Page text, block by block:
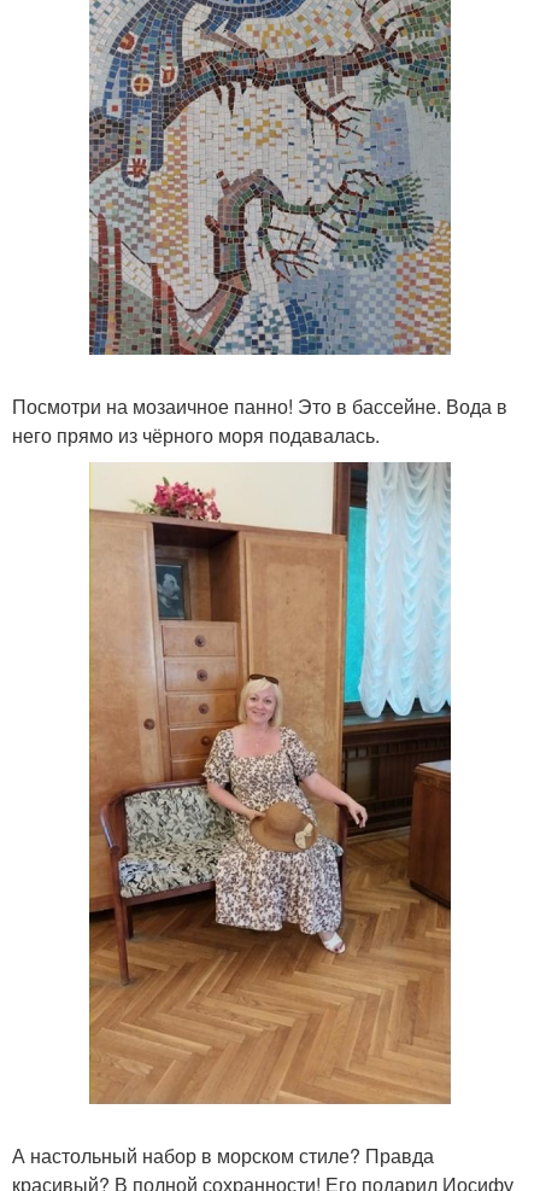
Посмотри на мозаичное панно! Это в бассейне. Вода в
него прямо из чёрного моря подавалась.
А настольный набор в морском стиле? Правда
красивый? В полной сохранности! Его подарил Иосифу